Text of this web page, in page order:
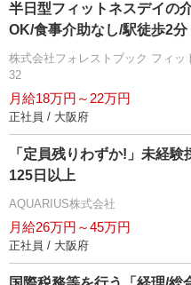
半日型フィットネスデイの
OK/食事介助なし/駅徒歩2分
株式会社フォレストブック フィッ
32
月給18万円～22万円
正社員 / 大阪府
「定員残りわずか!」未経
125日以上
AQUARIUS株式会社
月給26万円～45万円
正社員 / 大阪府